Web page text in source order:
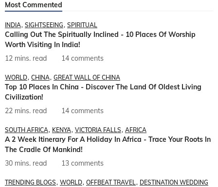
Most Commented
INDIA SIGHTSEEING SPIRITUAL
Calling Out The Spiritually Inclined - 10 Places Of Worship
Worth Visiting In India!
12 mins. read
14 comments
WORLD CHINA GREAT WALL OF CHINA
Top 10 Places In China - Discover The Land Of Oldest Living
Civilization!
22 mins. read
14 comments
SOUTH AFRICA KENYA VICTORIA FALLS AFRICA
A 2 Week Itinerary For A Holiday In Africa - Trace Your Roots In
The Cradle Of Mankind!
30 mins. read
13 comments
TRENDING BLOGS WORLD OFFBEAT TRAVEL DESTINATION WEDDING